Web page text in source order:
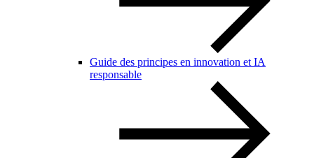
Guide des principes en innovation et IA
responsable